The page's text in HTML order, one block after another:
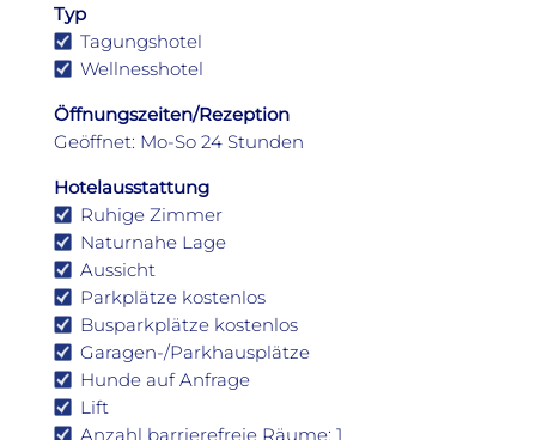
Typ
Tagungshotel
Wellnesshotel
Öffnungszeiten/Rezeption
Geöffnet: Mo-So 24 Stunden
Hotelausstattung
Ruhige Zimmer
Naturnahe Lage
Aussicht
Parkplätze kostenlos
Busparkplätze kostenlos
Garagen-/Parkhausplätze
Hunde auf Anfrage
Lift
Anzahl barrierefreie Räume: 1